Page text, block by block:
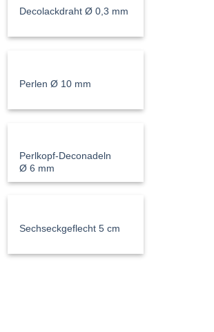
Decolackdraht Ø 0,3 mm
Perlen Ø 10 mm
Perlkopf-Deconadeln
Ø 6 mm
Sechseckgeflecht 5 cm